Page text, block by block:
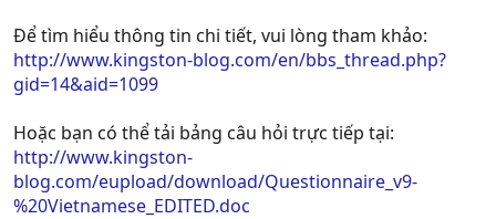
Để tìm hiểu thông tin chi tiết, vui lòng tham khảo:
http://www.kingston-blog.com/en/bbs_thread.php?
gid=14&aid=1099
Hoặc bạn có thể tải bảng câu hỏi trực tiếp tại:
http://www.kingston-
blog.com/eupload/download/Questionnaire_v9-
%20Vietnamese_EDITED.doc